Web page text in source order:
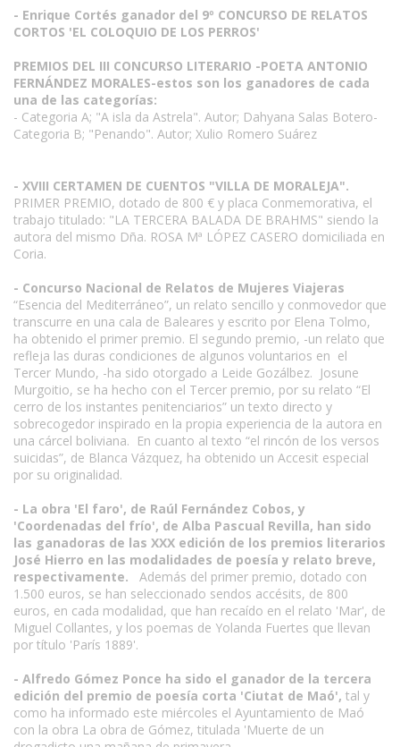
- Enrique Cortés ganador del 9º CONCURSO DE RELATOS
CORTOS 'EL COLOQUIO DE LOS PERROS'
PREMIOS DEL III CONCURSO LITERARIO -POETA ANTONIO
FERNÁNDEZ MORALES-estos son los ganadores de cada
una de las categorías:
- Categoria A; "A isla da Astrela". Autor; Dahyana Salas Botero-
Categoria B; "Penando". Autor; Xulio Romero Suárez
- XVIII CERTAMEN DE CUENTOS "VILLA DE MORALEJA".
PRIMER PREMIO, dotado de 800 € y placa Conmemorativa, el
trabajo titulado: "LA TERCERA BALADA DE BRAHMS" siendo la
autora del mismo Dña. ROSA Mª LÓPEZ CASERO domiciliada en
Coria.
- Concurso Nacional de Relatos de Mujeres Viajeras
“Esencia del Mediterráneo”, un relato sencillo y conmovedor que
transcurre en una cala de Baleares y escrito por Elena Tolmo,
ha obtenido el primer premio. El segundo premio, -un relato que
refleja las duras condiciones de algunos voluntarios en el
Tercer Mundo, -ha sido otorgado a Leide Gozálbez. Josune
Murgoitio, se ha hecho con el Tercer premio, por su relato “El
cerro de los instantes penitenciarios” un texto directo y
sobrecogedor inspirado en la propia experiencia de la autora en
una cárcel boliviana. En cuanto al texto “el rincón de los versos
suicidas”, de Blanca Vázquez, ha obtenido un Accesit especial
por su originalidad.
- La obra 'El faro', de Raúl Fernández Cobos, y
'Coordenadas del frío', de Alba Pascual Revilla, han sido
las ganadoras de las XXX edición de los premios literarios
José Hierro en las modalidades de poesía y relato breve,
respectivamente. Además del primer premio, dotado con
1.500 euros, se han seleccionado sendos accésits, de 800
euros, en cada modalidad, que han recaído en el relato 'Mar', de
Miguel Collantes, y los poemas de Yolanda Fuertes que llevan
por título 'París 1889'.
- Alfredo Gómez Ponce ha sido el ganador de la tercera
edición del premio de poesía corta 'Ciutat de Maó', tal y
como ha informado este miércoles el Ayuntamiento de Maó
con la obra La obra de Gómez, titulada 'Muerte de un